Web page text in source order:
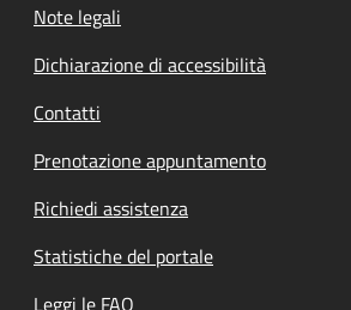
Note legali
Dichiarazione di accessibilità
Contatti
Prenotazione appuntamento
Richiedi assistenza
Statistiche del portale
Leggi le FAQ